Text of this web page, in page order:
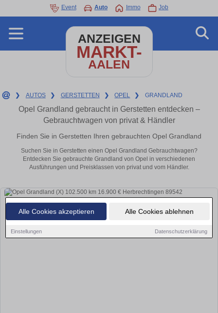
Alle Cookies akzeptieren Alle Cookies ablehnen
Einstellungen Datenschutzerklärung
Event Auto Immo Job
ANZEIGEN
MARKT-
AALEN
❯ AUTOS ❯ GERSTETTEN ❯ OPEL ❯ GRANDLAND
Opel Grandland gebraucht in Gerstetten entdecken –
Gebrauchtwagen von privat & Händler
Finden Sie in Gerstetten Ihren gebrauchten Opel Grandland
Suchen Sie in Gerstetten einen Opel Grandland Gebrauchtwagen?
Entdecken Sie gebrauchte Grandland von Opel in verschiedenen
Ausführungen und Preisklassen von privat und vom Händler.